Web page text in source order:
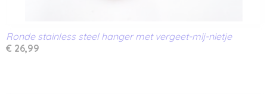
Ronde stainless steel hanger met vergeet-mij-nietje
€ 26,99